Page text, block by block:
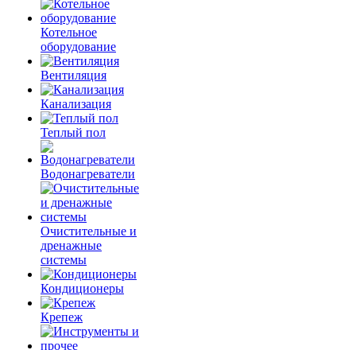
Котельное
оборудование
Вентиляция
Канализация
Теплый пол
Водонагреватели
Очистительные и
дренажные
системы
Кондиционеры
Крепеж